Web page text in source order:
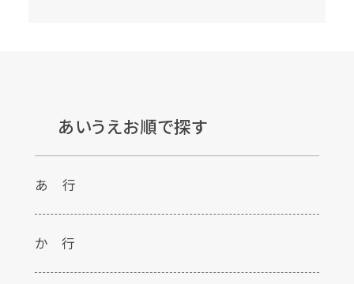
あいうえお順で探す
あ 行
か 行